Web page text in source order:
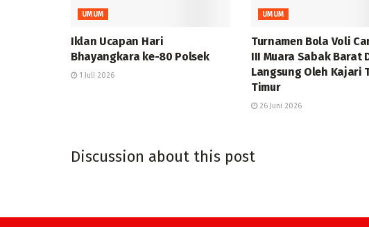
UMUM
Iklan Ucapan Hari
Bhayangkara ke-80 Polsek
1 Juli 2026
UMUM
Turnamen Bola Voli
III Muara Sabak Barat
Langsung Oleh Kajari
Timur
26 Juni 2026
Discussion about this post